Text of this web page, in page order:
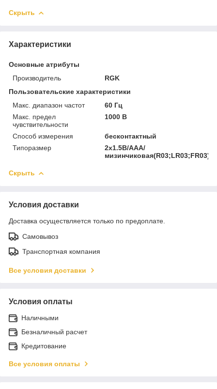
Скрыть
Характеристики
Основные атрибуты
Производитель
RGK
Пользовательские характеристики
Макс. диапазон частот
60 Гц
Макс. предел
чувствительности
1000 В
Способ измерения
бесконтактный
Типоразмер
2х1.5В/AAA/
мизинчиковая(R03;LR03;FR03)
Скрыть
Условия доставки
Доставка осуществляется только по предоплате.
Самовывоз
Транспортная компания
Все условия доставки
Условия оплаты
Наличными
Безналичный расчет
Кредитование
Все условия оплаты